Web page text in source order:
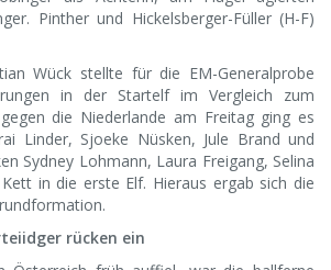
Pinther und Hickelsberger-Füller (H-F)
Wück stellte für die EM-Generalprobe
in der Startelf im Vergleich zum
die Niederlande am Freitag ging es
Linder, Sjoeke Nüsken, Jule Brand und
Sydney Lohmann, Laura Freigang, Selina
in die erste Elf. Hieraus ergab sich die
rücken ein